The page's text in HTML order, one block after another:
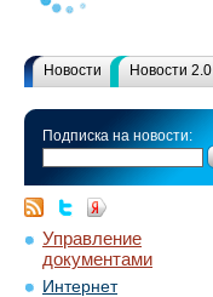
Новости Новости 2.0
Подписка на новости:
Управление
документами
Интернет